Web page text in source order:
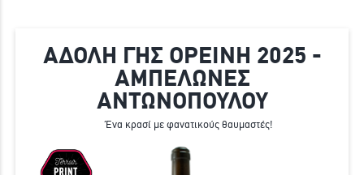
ΑΔΟΛΗ ΓΗΣ ΟΡΕΙΝΗ 2025 -
ΑΜΠΕΛΩΝΕΣ
ΑΝΤΩΝΟΠΟΥΛΟΥ
Ένα κρασί με φανατικούς θαυμαστές!